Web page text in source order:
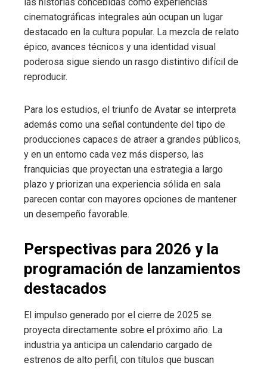
cinematográficas integrales aún ocupan un lugar
destacado en la cultura popular. La mezcla de relato
épico, avances técnicos y una identidad visual
poderosa sigue siendo un rasgo distintivo difícil de
reproducir.
Para los estudios, el triunfo de Avatar se interpreta
además como una señal contundente del tipo de
producciones capaces de atraer a grandes públicos,
y en un entorno cada vez más disperso, las
franquicias que proyectan una estrategia a largo
plazo y priorizan una experiencia sólida en sala
parecen contar con mayores opciones de mantener
un desempeño favorable.
Perspectivas para 2026 y la
programación de lanzamientos
destacados
El impulso generado por el cierre de 2025 se
proyecta directamente sobre el próximo año. La
industria ya anticipa un calendario cargado de
estrenos de alto perfil, con títulos que buscan